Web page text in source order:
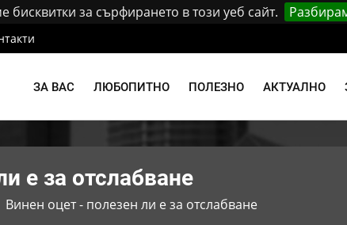
бисквитки за сърфирането в този уеб сайт.
ЗА ВАС ЛЮБОПИТНО ПОЛЕЗНО АКТУАЛНО
е за отслабване
Винен оцет - полезен ли е за отслабване